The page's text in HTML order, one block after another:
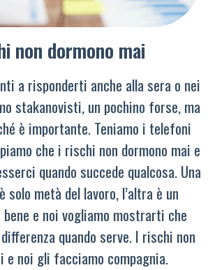
non dormono mai
a risponderti anche alla sera o nei
stakanovisti, un pochino forse, ma
è importante. Teniamo i telefoni
che i rischi non dormono mai e
quando succede qualcosa. Una
solo metà del lavoro, l’altra è un
e noi vogliamo mostrarti che
quando serve. I rischi non
e noi gli facciamo compagnia.